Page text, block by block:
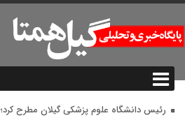
رئیس دانشگاه علوم پزشکی گیلان مطرح کرد؛